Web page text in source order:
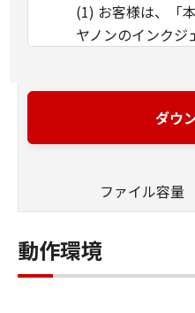
(1) お客様は、「
ヤノンのインクジ
とは、「許諾ソ
タの記憶媒体上に
と、アクセスする
しくは実行するこ
します）すること
た、お客様が「プ
ダウ
ファイル容
動作環境